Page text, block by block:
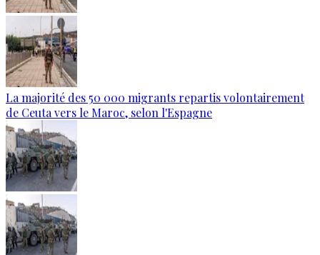
La majorité des 50 000 migrants repartis volontairement
de Ceuta vers le Maroc, selon l'Espagne